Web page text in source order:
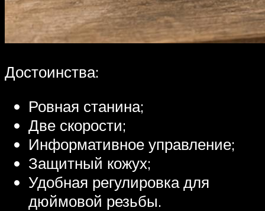
Достоинства:
Ровная станина;
Две скорости;
Информативное управление;
Защитный кожух;
Удобная регулировка для
дюймовой резьбы.